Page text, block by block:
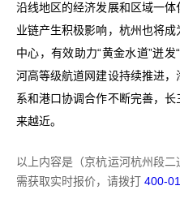
沿线地区的经济发展和区域一
业链产生积极影响，杭州也将
中心，有效助力“黄金水道”迸
河高等级航道网建设持续推进
系和港口协调合作不断完善，
来越近。
以上内容是（京杭运河杭州段
需获取实时报价，请拨打 400-